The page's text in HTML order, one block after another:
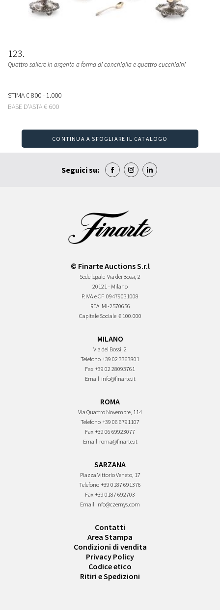
123
Quattro saliere in argento a forma di conchiglia e quattro cucchiaini
STIMA€ 800 - 1.000
BASE D'ASTA€ 600
CONTINUA A SFOGLIARE IL CATALOGO
Seguici su:
© Finarte Auctions S.r.l
Sede legale Via dei Bossi, 2
20121 - Milano
P.IVA e CF 09479031008
REA MI-2570656
Capitale Sociale € 100.000
MILANO
Via dei Bossi, 2
Telefono +39 02 3363801
Fax +39 02 28093761
Email info@finarte.it
ROMA
Via Quattro Novembre, 114
Telefono +39 06 6791107
Fax +39 06 69923077
Email roma@finarte.it
SARZANA
Piazza Vittorio Veneto, 17
Telefono +39 0187 691376
Fax +39 0187 692703
Email info@czernys.com
Contatti
Area Stampa
Condizioni di vendita
Privacy Policy
Codice etico
Ritiri e Spedizioni